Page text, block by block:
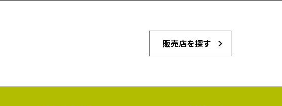
販売店を探す